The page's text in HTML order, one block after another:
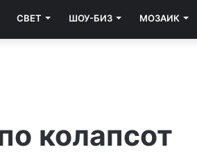
СВЕТ ШОУ-БИЗ МОЗАИК
колапсот